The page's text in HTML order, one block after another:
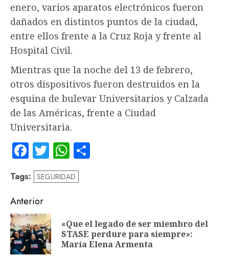
enero, varios aparatos electrónicos fueron
dañados en distintos puntos de la ciudad,
entre ellos frente a la Cruz Roja y frente al
Hospital Civil.
Mientras que la noche del 13 de febrero,
otros dispositivos fueron destruidos en la
esquina de bulevar Universitarios y Calzada
de las Américas, frente a Ciudad
Universitaria.
Facebook
TwitterWhatsApp
Tags: SEGURIDAD
Navegación
de
entradas
Anterior
«Que el legado de ser miembro del
STASE perdure para siempre»:
María Elena Armenta